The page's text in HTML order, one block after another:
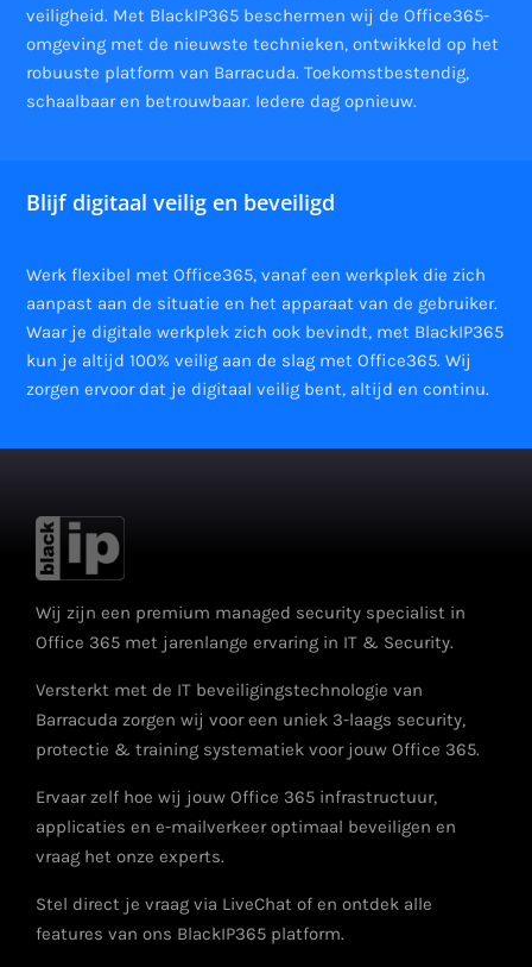
veiligheid. Met BlackIP365 beschermen wij de Office365-
omgeving met de nieuwste technieken, ontwikkeld op het
robuuste platform van Barracuda. Toekomstbestendig,
schaalbaar en betrouwbaar. Iedere dag opnieuw.
Blijf digitaal veilig en beveiligd
Werk flexibel met Office365, vanaf een werkplek die zich
aanpast aan de situatie en het apparaat van de gebruiker.
Waar je digitale werkplek zich ook bevindt, met BlackIP365
kun je altijd 100% veilig aan de slag met Office365. Wij
zorgen ervoor dat je digitaal veilig bent, altijd en continu.
Wij zijn een premium managed security specialist in
Office 365 met jarenlange ervaring in IT & Security.
Versterkt met de IT beveiligingstechnologie van
Barracuda zorgen wij voor een uniek 3-laags security,
protectie & training systematiek voor jouw Office 365.
Ervaar zelf hoe wij jouw Office 365 infrastructuur,
applicaties en e-mailverkeer optimaal beveiligen en
vraag het onze experts.
Stel direct je vraag via LiveChat of en ontdek alle
features van ons BlackIP365 platform.